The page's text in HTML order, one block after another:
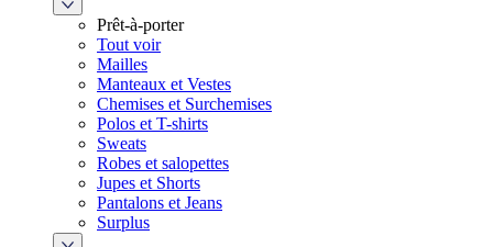
Prêt-à-porter
Tout voir
Mailles
Manteaux et Vestes
Chemises et Surchemises
Polos et T-shirts
Sweats
Robes et salopettes
Jupes et Shorts
Pantalons et Jeans
Surplus